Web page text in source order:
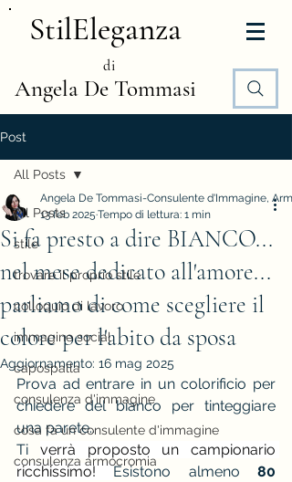
StilEleganza
di
Angela De Tommasi
Post
All Posts
stile
trovare il proprio stile
colloquio di lavoro
immagine social
capospalla
consulenza d'immagine
cosa fa un consulente d'immagine
consulenza armocromia
All Posts
Si fa presto a dire BIANCO...
nel mese dedicato all'amore...
parliamo di come scegliere il
colore per l'abito da sposa
Angela De Tommasi-Consulente d'Immagine,
13 feb 2025 Tempo di lettura: 1 min
Aggiornamento: 16 mag 2025
Prova ad entrare in un colorificio per
chiedere del bianco per tinteggiare
una parete..
Ti verrà proposto un campionario
ricchissimo! Esistono almeno 80